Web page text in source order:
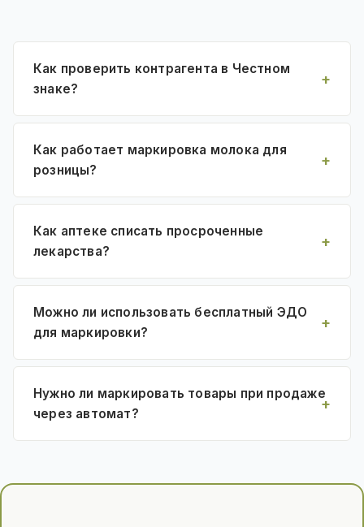
Как проверить контрагента в Честном
знаке?
Как работает маркировка молока для
розницы?
Как аптеке списать просроченные
лекарства?
Можно ли использовать бесплатный ЭДО
для маркировки?
Нужно ли маркировать товары при продаже
через автомат?